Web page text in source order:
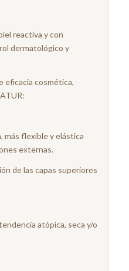
reactiva y con
dermatológico y
eficacia cosmética,
más flexible y elástica
externas.
de las capas superiores
atópica, seca y/o